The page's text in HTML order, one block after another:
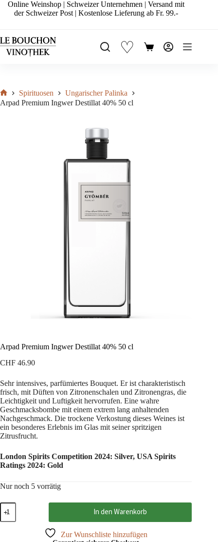
Zum
Inhalt
Online Weinshop | Schweizer Unternehmen | Versand mit
der Schweizer Post | Kostenlose Lieferung ab Fr. 99.-
♡ Warenkorb
Start
Spirituosen
Ungarischer Palinka
Arpad Premium Ingwer Destillat 40% 50 cl
Arpad Premium Ingwer Destillat 40% 50 cl
CHF 46.90
Sehr intensives, parfümiertes Bouquet. Er ist charakteristisch
frisch, mit Düften von Zitronenschalen und Zitronengras, die
Leichtigkeit und Luftigkeit hervorrufen. Eine wahre
Geschmacksbombe mit einem extrem lang anhaltenden
Nachgeschmack. Die trockene Verkostung dieses Weines ist
ein besonderes Erlebnis im Glas mit seiner spritzigen
Zitrusfrucht.
London Spirits Competition 2024: Silver, USA Spirits
Ratings 2024: Gold
Nur noch 5 vorrätig
Arpad
Premium
Ingwer
In den Warenkorb
Zur Wunschliste hinzufügen